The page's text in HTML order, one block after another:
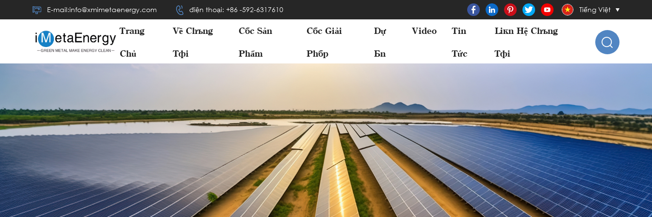
E-mail:info@xmimetaenergy.com điện thoại: +86 -592-6317610 Tiếng Việt
Trang
Chủ
Về Chúng
Tôi
Các Sản
Phẩm
Các Giải
Pháp
Dự
Án
Video Tin
Tức
Liên Hệ Chúng
Tôi